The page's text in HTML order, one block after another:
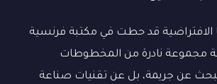
الافتراضية قد حطت في مكتبة فرنسية
مجموعة نادرة من المخطوطات
عن جريمة، بل عن تقنيات صناعة